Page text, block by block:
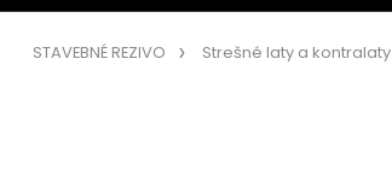
STAVEBNÉ REZIVO Strešné laty a kontralaty